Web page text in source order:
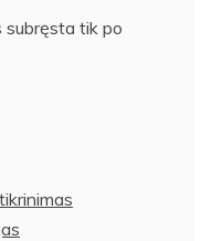
subręsta tik po